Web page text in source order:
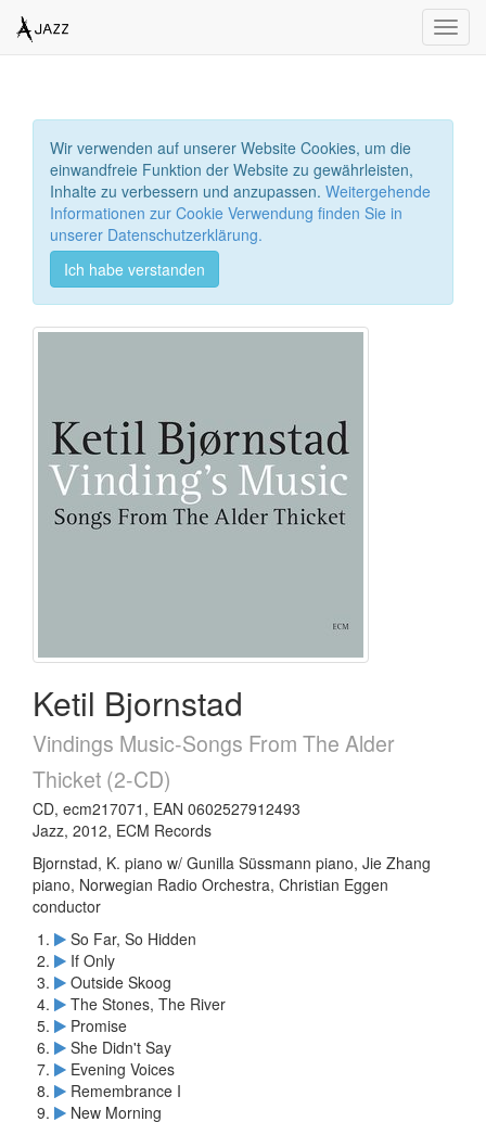
Wir verwenden auf unserer Website Cookies, um die
einwandfreie Funktion der Website zu gewährleisten,
Inhalte zu verbessern und anzupassen. Weitergehende
Informationen zur Cookie Verwendung finden Sie in
unserer Datenschutzerklärung.
Ich habe verstanden
Ketil Bjornstad
Vindings Music-Songs From The Alder
Thicket (2-CD)
CD, ecm217071, EAN 0602527912493
Jazz, 2012, ECM Records
Bjornstad, K. piano w/ Gunilla Süssmann piano, Jie Zhang
piano, Norwegian Radio Orchestra, Christian Eggen
conductor
So Far, So Hidden
If Only
Outside Skoog
The Stones, The River
Promise
She Didn't Say
Evening Voices
Remembrance I
New Morning